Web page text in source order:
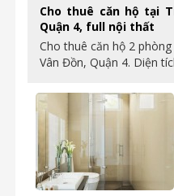
Cho thuê căn hộ tại
Quận 4, full nội thất
Cho thuê căn hộ 2
Vân Đồn, Quận 4. Diện